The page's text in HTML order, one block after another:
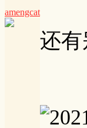
amengcat
还有